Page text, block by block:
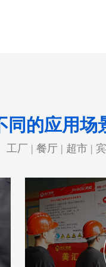
同的应用场
工厂 | 餐厅 | 超市 |